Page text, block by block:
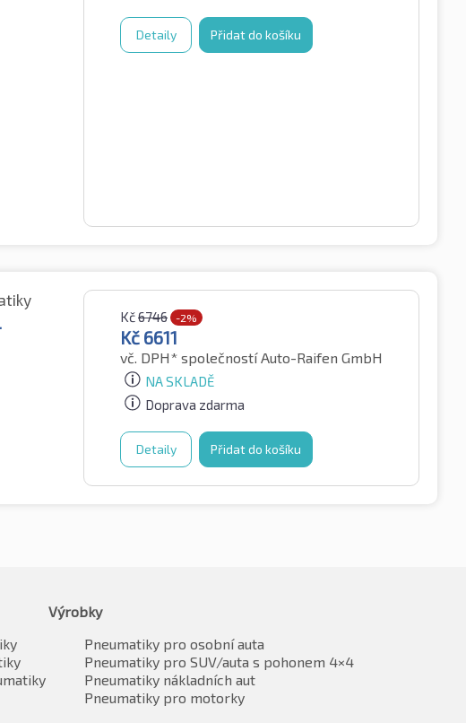
Detaily Přidat do košíku
Kč6746 -2%
Kč 6611
vč. DPH* společností Auto-Raifen GmbH
NA SKLADĚ
Doprava zdarma
Detaily Přidat do košíku
Výrobky
Pneumatiky pro osobní auta
Pneumatiky pro SUV/auta s pohonem 4×4
Pneumatiky nákladních aut
Pneumatiky pro motorky